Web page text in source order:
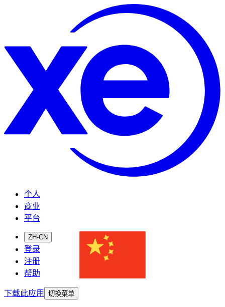
个人
商业
平台
ZH-CN
登录
注册
帮助
下载此应用
切换菜单